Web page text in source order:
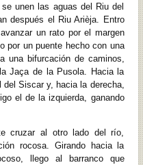
unen las aguas del Riu del
después el Riu Arièja. Entro
un rato por el margen
por un puente hecho con una
una bifurcación de caminos,
Jaça de la Pusola. Hacia la
Siscar y, hacia la derecha,
el de la izquierda, ganando
cruzar al otro lado del río,
rocosa. Girando hacia la
llego al barranco que